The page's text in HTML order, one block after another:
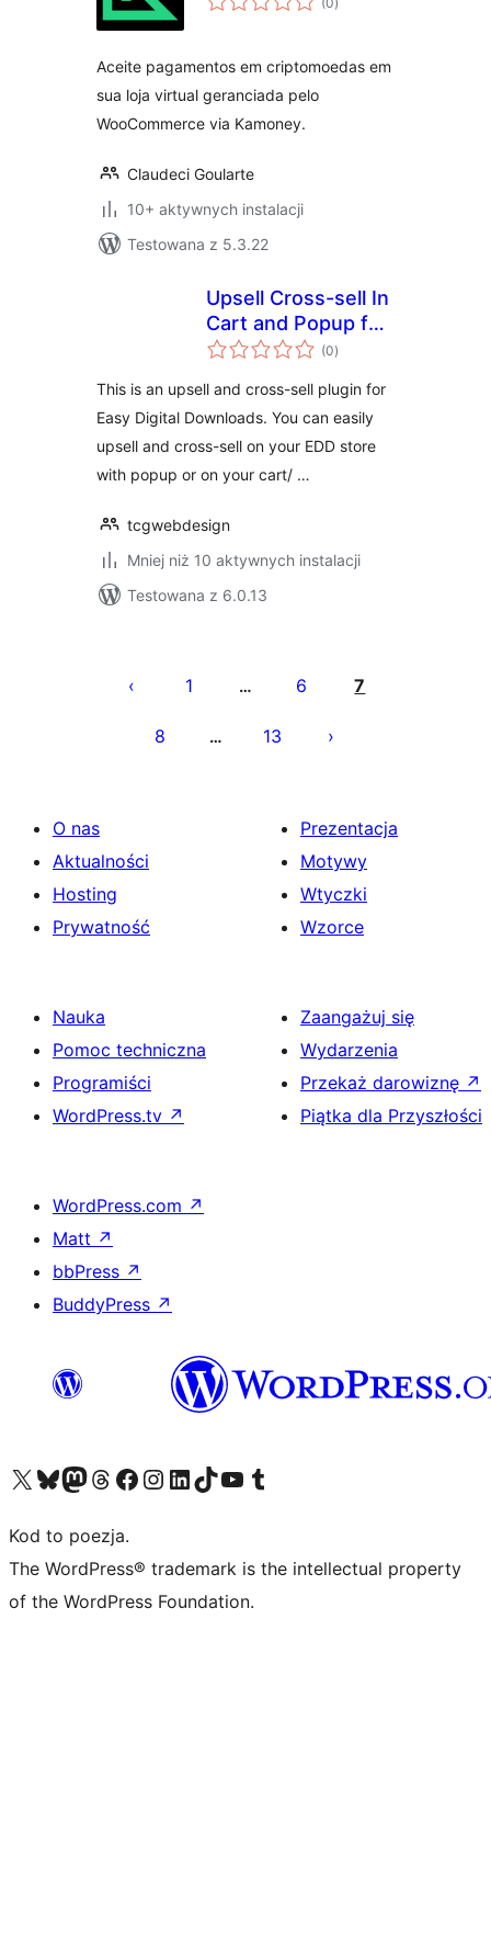
ocen
Aceite pagamentos em criptomoedas em
sua loja virtual geranciada pelo
WooCommerce via Kamoney.
Claudeci Goularte
10+ aktywnych instalacji
Testowana z 5.3.22
Upsell Cross-sell In
Cart and Popup for
EDD
(0wszystkich
ocen
)
This is an upsell and cross-sell plugin for
Easy Digital Downloads. You can easily
upsell and cross-sell on your EDD store
with popup or on your cart/ …
tcgwebdesign
Mniej niż 10 aktywnych instalacji
Testowana z 6.0.13
wpisów
1 … 6 7
8 … 13
O nas
Aktualności
Hosting
Prywatność
Prezentacja
Motywy
Wtyczki
Wzorce
Nauka
Pomoc techniczna
Programiści
WordPress.tv ↗
Zaangażuj się
Wydarzenia
Przekaż darowiznę ↗
Piątka dla Przyszłości
WordPress.com ↗
Matt ↗
bbPress ↗
BuddyPress ↗
Odwiedź nasze konto X (dawniej Twitter)
Odwiedź nasze konto Bluesky
Odwiedź nasze konto na Mastodoncie
Odwiedź naszego Threadsa
Odwiedź naszego Facebooka
Odwiedź nasze konto na Instagramie
Odwiedź nasze konto na LinkedIn
Odwiedź naszego TikToka
Odwiedź nasz kanał YouTube
Odwiedź naszego Tumblra
Kod to poezja.
The WordPress® trademark is the intellectual property
of the WordPress Foundation.